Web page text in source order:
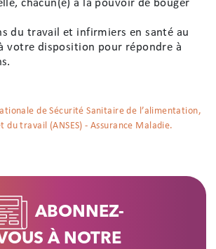
chacun(e) a la pouvoir de bouger
du travail et infirmiers en santé au
votre disposition pour répondre à
de Sécurité Sanitaire de l’alimentation,
du travail (ANSES) - Assurance Maladie.
ABONNEZ-
À NOTRE